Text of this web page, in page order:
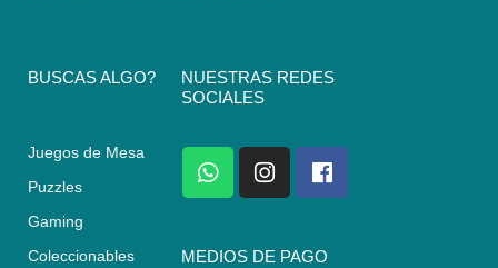
BUSCAS ALGO?
Juegos de Mesa
Puzzles
Gaming
Coleccionables
NUESTRAS REDES
SOCIALES
W
h
a
s
I
n
s
a
F
a
c
b
MEDIOS DE PAGO